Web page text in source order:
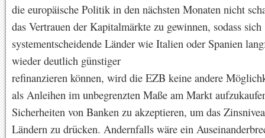
die europäische Politik in den nächsten Monaten nicht
das Vertrauen der Kapitalmärkte zu gewinnen, sodass sich
systementscheidende Länder wie Italien oder Spanien
wieder deutlich günstiger
refinanzieren können, wird die EZB keine andere
als Anleihen im unbegrenzten Maße am Markt
Sicherheiten von Banken zu akzeptieren, um das
Ländern zu drücken. Andernfalls wäre ein